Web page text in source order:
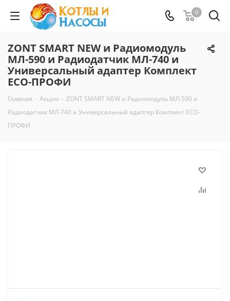
0
ZONT SMART NEW и Радиомодуль
МЛ-590 и Радиодатчик МЛ-740 и
Универсальный адаптер Комплект
ECO-ПРОФИ
Главная - Акции - ZONT SMART NEW и Радиомодуль МЛ-590 и
Радиодатчик МЛ-740 и Универсальный адаптер Комплект ECO-
ПРОФИ